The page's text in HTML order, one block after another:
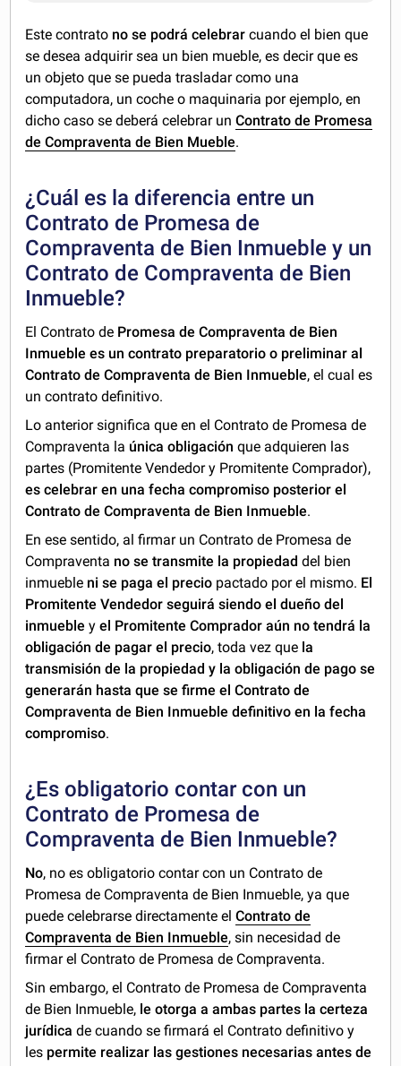
Este contrato no se podrá celebrar cuando el bien que
se desea adquirir sea un bien mueble, es decir que es
un objeto que se pueda trasladar como una
computadora, un coche o maquinaria por ejemplo, en
dicho caso se deberá celebrar unContrato de Promesa
de Compraventa de Bien Mueble.
¿Cuál es la diferencia entre un
Contrato de Promesa de
Compraventa de Bien Inmueble y un
Contrato de Compraventa de Bien
Inmueble?
El Contrato de Promesa de Compraventa de Bien
Inmueble es un contrato preparatorio o preliminar al
Contrato de Compraventa de Bien Inmueble, el cual es
un contrato definitivo.
Lo anterior significa que en el Contrato de Promesa de
Compraventa la única obligación que adquieren las
partes (Promitente Vendedor y Promitente Comprador),
es celebrar en una fecha compromiso posterior el
Contrato de Compraventa de Bien Inmueble.
En ese sentido, al firmar un Contrato de Promesa de
Compraventa no se transmite la propiedaddel bien
inmueble ni se paga el precio pactado por el mismo. El
Promitente Vendedor seguirá siendo el dueño del
inmueble yel Promitente Comprador aún no tendrá la
obligación de pagar el precio, toda vez que la
transmisión de la propiedad y la obligación de pago se
generarán hasta que se firme el Contrato de
Compraventa de Bien Inmueble definitivo en la fecha
compromiso.
¿Es obligatorio contar con un
Contrato de Promesa de
Compraventa de Bien Inmueble?
No, no es obligatorio contar con un Contrato de
Promesa de Compraventa de Bien Inmueble, ya que
puede celebrarse directamente elContrato de
Compraventa de Bien Inmueble, sin necesidad de
firmar el Contrato de Promesa de Compraventa.
Sin embargo, el Contrato de Promesa de Compraventa
de Bien Inmueble, le otorga a ambas partes la certeza
jurídica de cuando se firmará el Contrato definitivo y
les permite realizar las gestiones necesarias antes de